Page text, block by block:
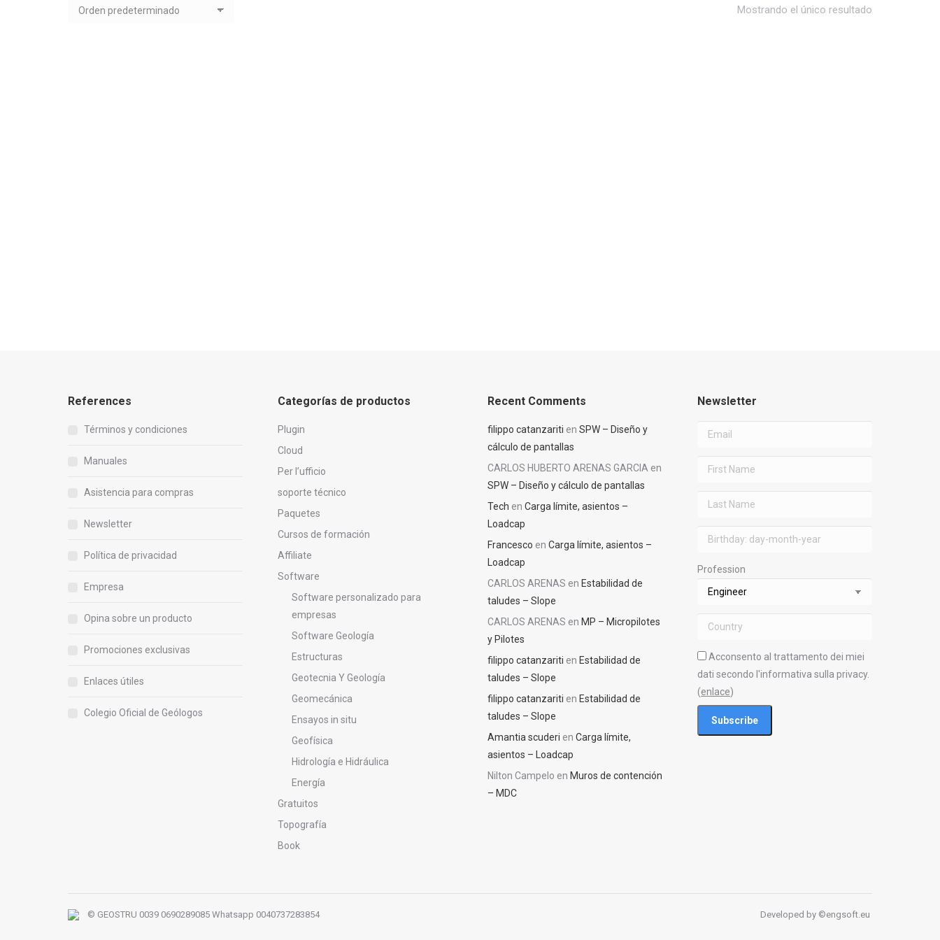
Mostrando el único resultado
References
Términos y condiciones
Manuales
Asistencia para compras
Newsletter
Política de privacidad
Empresa
Opina sobre un producto
Promociones exclusivas
Enlaces útiles
Colegio Oficial de Geólogos
Categorías de productos
Plugin
Cloud
Per l’ufficio
soporte técnico
Paquetes
Cursos de formación
Affiliate
Software
Software personalizado para
empresas
Software Geología
Estructuras
Geotecnia Y Geología
Geomecánica
Ensayos in situ
Geofísica
Hidrología e Hidráulica
Energía
Gratuitos
Topografía
Book
Recent Comments
filippo catanzariti en SPW – Diseño y
cálculo de pantallas
CARLOS HUBERTO ARENAS GARCIA en
SPW – Diseño y cálculo de pantallas
Tech en Carga límite, asientos –
Loadcap
Francesco en Carga límite, asientos –
Loadcap
CARLOS ARENAS en Estabilidad de
taludes – Slope
CARLOS ARENAS en MP – Micropilotes
y Pilotes
filippo catanzariti en Estabilidad de
taludes – Slope
filippo catanzariti en Estabilidad de
taludes – Slope
Amantia scuderi en Carga límite,
asientos – Loadcap
Nilton Campelo en Muros de contención
– MDC
Newsletter
Profession
Acconsento al trattamento dei miei
dati secondo l'informativa sulla privacy.
(enlace)
© GEOSTRU 0039 0690289085 Whatsapp 0040737283854 Developed by ©engsoft.eu